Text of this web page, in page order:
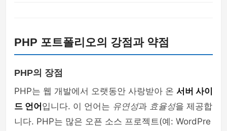
my-life
php
PHP 포트폴리오의 강점과 약점
PHP의 장점
PHP는 웹 개발에서 오랫동안 사랑받아 온 서버 사이
드 언어 입니다. 이 언어는 유연성과 효율성을 제공합
니다. PHP는 많은 오픈 소스 프로젝트(예: WordPre